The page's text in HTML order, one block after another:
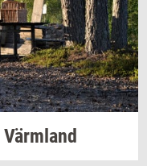
Värmland